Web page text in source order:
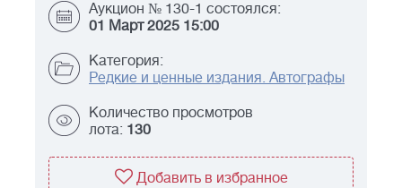
Аукцион № 130-1 состоялся:
01 Март 2025 15:00
Категория:
Редкие и ценные издания. Автографы
Количество просмотров
лота: 130
Добавить в избранное